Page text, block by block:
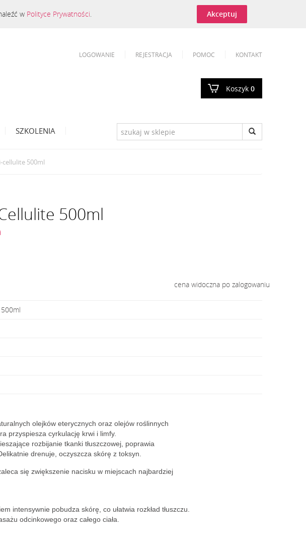
w Polityce Prywatności. Akceptuj
Koszyk 0
LOGOWANIE REJESTRACJA POMOC KONTAKT
SZKOLENIA
500ml
500ml
cena widoczna po zalogowaniu
olejków eterycznych oraz olejów roślinnych
przyspiesza cyrkulację krwi i limfy.
rozbijanie tkanki tłuszczowej, poprawia
drenuje, oczyszcza skórę z toksyn.
się zwiększenie nacisku w miejscach najbardziej
intensywnie pobudza skórę, co ułatwia rozkład tłuszczu.
odcinkowego oraz całego ciała.